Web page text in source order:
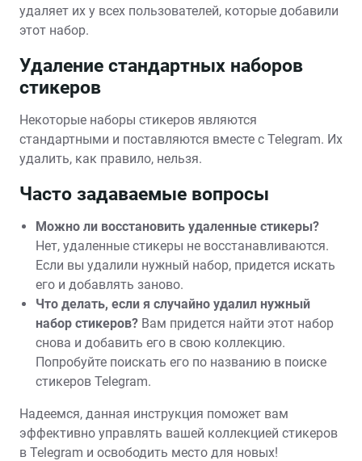
удаляет их у всех пользователей, которые добавили
этот набор.
Удаление стандартных наборов
стикеров
Некоторые наборы стикеров являются
стандартными и поставляются вместе с Telegram. Их
удалить, как правило, нельзя.
Часто задаваемые вопросы
Можно ли восстановить удаленные стикеры?
Нет, удаленные стикеры не восстанавливаются.
Если вы удалили нужный набор, придется искать
его и добавлять заново.
Что делать, если я случайно удалил нужный
набор стикеров? Вам придется найти этот набор
снова и добавить его в свою коллекцию.
Попробуйте поискать его по названию в поиске
стикеров Telegram.
Надеемся, данная инструкция поможет вам
эффективно управлять вашей коллекцией стикеров
в Telegram и освободить место для новых!